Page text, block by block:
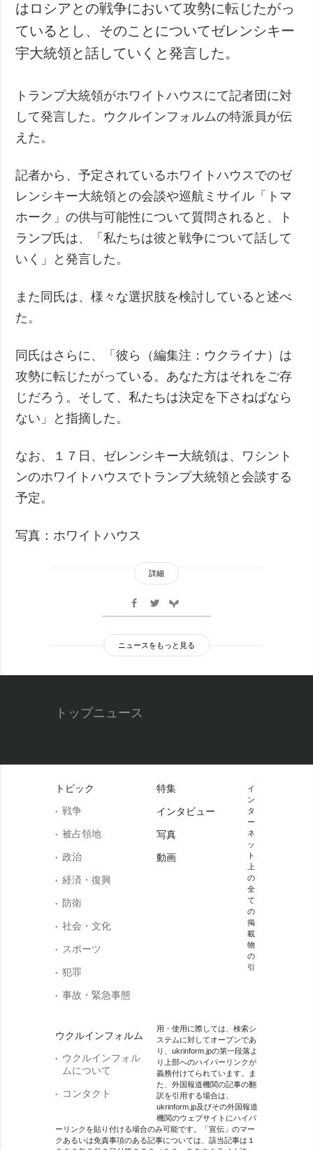
はロシアとの戦争において攻勢に転じたがっ
ているとし、そのことについてゼレンシキー
宇大統領と話していくと発言した。
トランプ大統領がホワイトハウスにて記者団に対
して発言した。ウクルインフォルムの特派員が伝
えた。
記者から、予定されているホワイトハウスでのゼ
レンシキー大統領との会談や巡航ミサイル「トマ
ホーク」の供与可能性について質問されると、ト
ランプ氏は、「私たちは彼と戦争について話して
いく」と発言した。
また同氏は、様々な選択肢を検討していると述べ
た。
同氏はさらに、「彼ら（編集注：ウクライナ）は
攻勢に転じたがっている。あなた方はそれをご存
じだろう。そして、私たちは決定を下さねばなら
ない」と指摘した。
なお、１７日、ゼレンシキー大統領は、ワシント
ンのホワイトハウスでトランプ大統領と会談する
予定。
写真：ホワイトハウス
詳細
ニュースをもっと見る
トップニュース
トピック
戦争
被占領地
政治
経済・復興
防衛
社会・文化
スポーツ
犯罪
事故・緊急事態
ウクルインフォルム
ウクルインフォル
ムについて
コンタクト
特集
インタビュー
写真
動画
イ
ン
タ
ー
ネ
ッ
ト
上
の
全
て
の
掲
載
物
の
引
用・使用に際しては、検索シ
ステムに対してオープンであ
り、ukrinform.jpの第一段落よ
り上部へのハイパーリンクが
義務付けてられています。ま
た、外国報道機関の記事の翻
訳を引用する場合は、
ukrinform.jp及びその外国報道
機関のウェブサイトにハイパ
ーリンクを貼り付ける場合のみ可能です。「宣伝」のマー
クあるいは免責事項のある記事については、該当記事は１